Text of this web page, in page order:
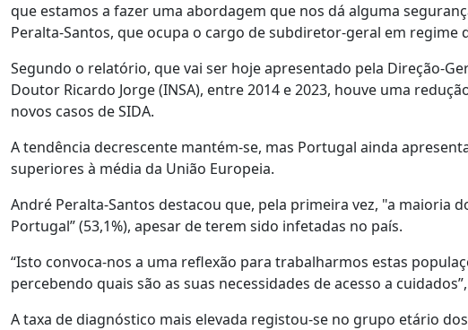
que estamos a fazer uma abordagem que nos dá alguma
Peralta-Santos, que ocupa o cargo de subdiretor-geral em regime
Segundo o relatório, que vai ser hoje apresentado pela Direção-
Doutor Ricardo Jorge (INSA), entre 2014 e 2023, houve uma
novos casos de SIDA.
A tendência decrescente mantém-se, mas Portugal ainda
superiores à média da União Europeia.
André Peralta-Santos destacou que, pela primeira vez, "a maioria
Portugal” (53,1%), apesar de terem sido infetadas no país.
“Isto convoca-nos a uma reflexão para trabalharmos estas
percebendo quais são as suas necessidades de acesso a
A taxa de diagnóstico mais elevada registou-se no grupo etário